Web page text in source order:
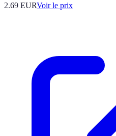
2.69 EURVoir le prix